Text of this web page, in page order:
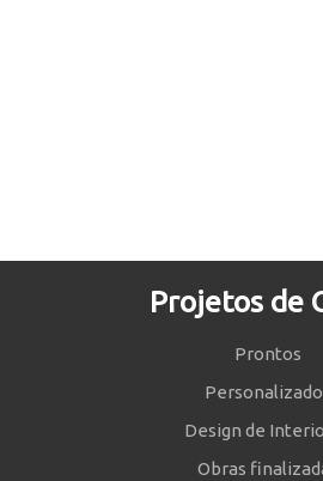
Projetos de
Prontos
Design de
Obras